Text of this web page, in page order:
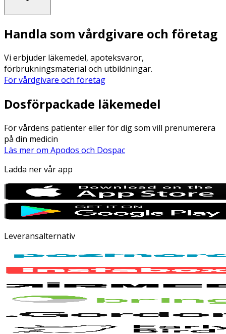
Handla som vårdgivare och företag
Vi erbjuder läkemedel, apoteksvaror,
förbrukningsmaterial och utbildningar.
För vårdgivare och företag
Dosförpackade läkemedel
För vårdens patienter eller för dig som vill prenumerera
på din medicin
Läs mer om Apodos och Dospac
Ladda ner vår app
Leveransalternativ